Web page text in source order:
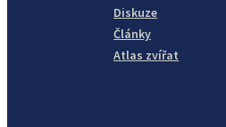
Diskuze
Články
Atlas zvířat